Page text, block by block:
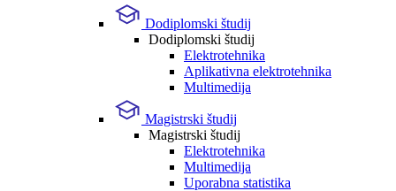
Dodiplomski študij
Dodiplomski študij
Elektrotehnika
Aplikativna elektrotehnika
Multimedija
Magistrski študij
Magistrski študij
Elektrotehnika
Multimedija
Uporabna statistika